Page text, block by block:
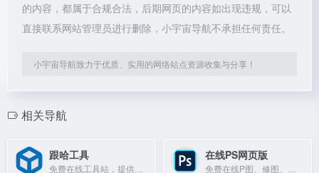
的内容，都属于合规合法，后期网页的内容如出现违规，可以
直接联系网站管理员进行删除，小宇宙导航不承担任何责任。
小宇宙导航致力于优质、实用的网络站点资源收集与分享！
相关导航
跟哈工具 在线PS网页版